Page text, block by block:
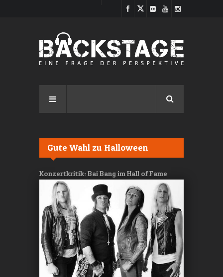
Gute Wahl zu Halloween
Konzertkritik: Bai Bang im Hall of Fame